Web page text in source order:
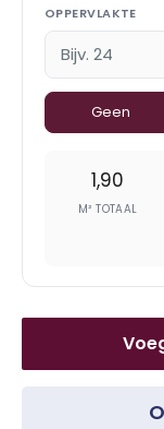
OPPERVLAKTE
Geen
1,90
M² TOTAAL